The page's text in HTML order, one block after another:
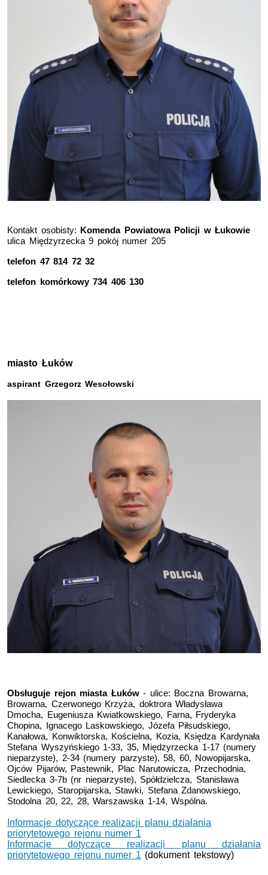
Kontakt osobisty: Komenda Powiatowa Policji w Łukowie
ulica Międzyrzecka 9 pokój numer 205
telefon 47 814 72 32
telefon komórkowy 734 406 130
miasto Łuków
aspirant Grzegorz Wesołowski
Obsługuje rejon miasta Łuków- ulice: Boczna Browarna,
Browarna, Czerwonego Krzyża, doktrora Władysława
Dmocha, Eugeniusza Kwiatkowskiego, Farna, Fryderyka
Chopina, Ignacego Laskowskiego, Józefa Piłsudskiego,
Kanałowa, Konwiktorska, Kościelna, Kozia, Księdza Kardynała
Stefana Wyszyńskiego 1-33, 35, Międzyrzecka 1-17 (numery
nieparzyste), 2-34 (numery parzyste), 58, 60, Nowopijarska,
Ojców Pijarów, Pastewnik, Plac Narutowicza, Przechodnia,
Siedlecka 3-7b (nr nieparzyste), Spółdzielcza, Stanisława
Lewickiego, Staropijarska, Stawki, Stefana Zdanowskiego,
Stodolna 20, 22, 28, Warszawska 1-14, Wspólna.
Informacje dotyczące realizacji planu działania
priorytetowego rejonu numer 1
Informacje dotyczące realizacji planu działania
priorytetowego rejonu numer 1 (dokument tekstowy)